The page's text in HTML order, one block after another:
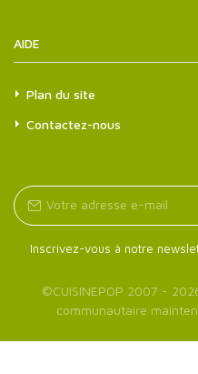
AIDE
Plan du site
Contactez-nous
Inscrivez-vous à notre
©CUISINEPOP 2007 -
communautaire